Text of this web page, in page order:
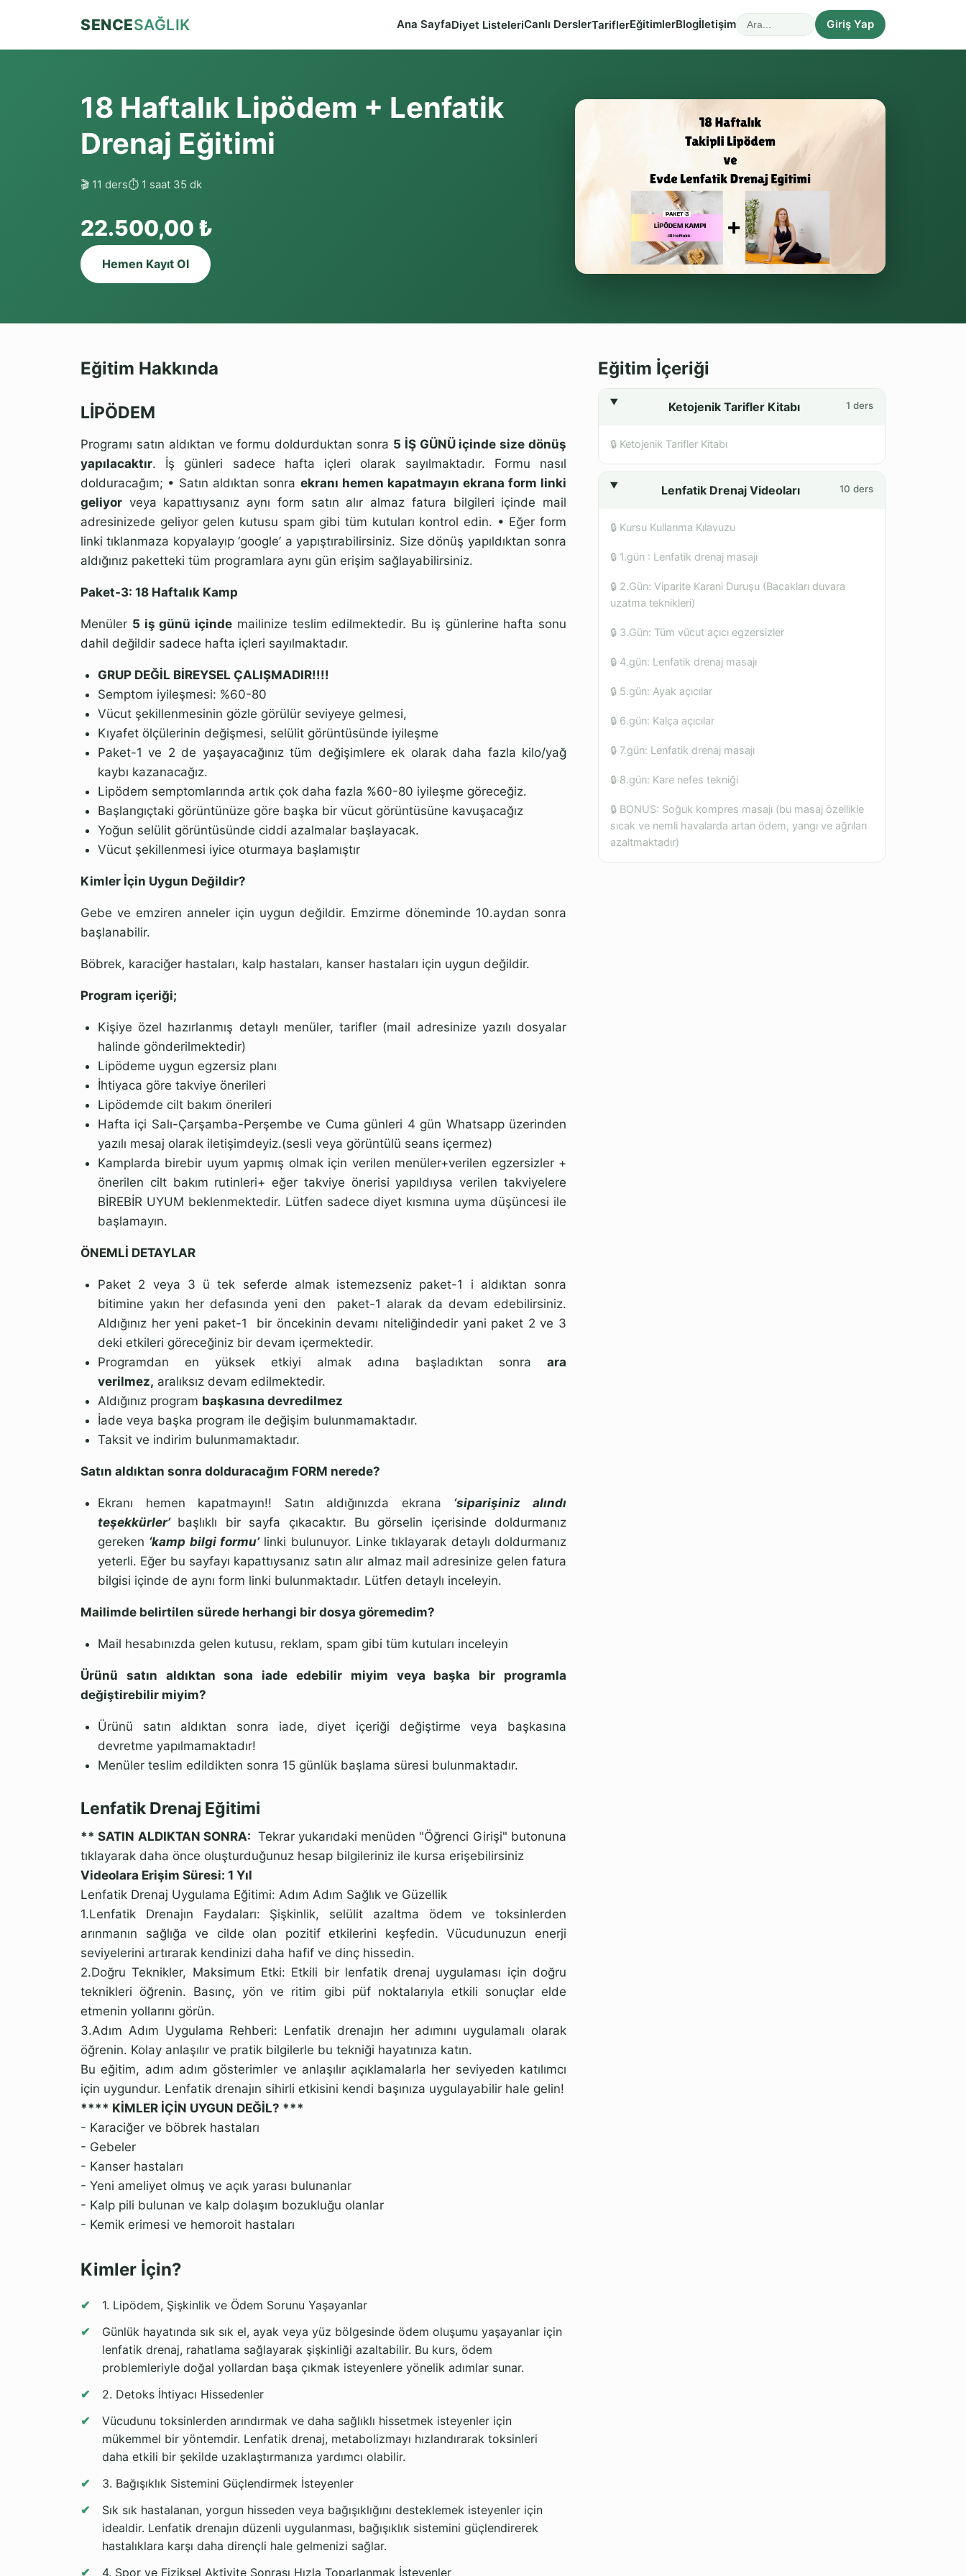
SENCESAĞLIK Ana SayfaDiyet ListeleriCanlı DerslerTariflerEğitimlerBlogİletişim Giriş Yap
18 Haftalık Lipödem + Lenfatik
Drenaj Eğitimi
🎬 11 ders⏱ 1 saat 35 dk
22.500,00 ₺
Hemen Kayıt Ol
Eğitim Hakkında
LİPÖDEM
Programı satın aldıktan ve formu doldurduktan sonra 5 İŞ GÜNÜ içinde size dönüş
yapılacaktır. İş günleri sadece hafta içleri olarak sayılmaktadır. Formu nasıl
dolduracağım; •⁠ ⁠Satın aldıktan sonra ekranı hemen kapatmayın ekrana form linki
geliyor veya kapattıysanız aynı form satın alır almaz fatura bilgileri içinde mail
adresinizede geliyor gelen kutusu spam gibi tüm kutuları kontrol edin. •⁠ Eğer form
linki tıklanmaza kopyalayıp ‘google’ a yapıştırabilirsiniz. Size dönüş yapıldıktan sonra
aldığınız paketteki tüm programlara aynı gün erişim sağlayabilirsiniz.
Paket-3: 18 Haftalık Kamp
Menüler 5 iş günü içinde mailinize teslim edilmektedir. Bu iş günlerine hafta sonu
dahil değildir sadece hafta içleri sayılmaktadır.
GRUP DEĞİL BİREYSEL ÇALIŞMADIR!!!!
Semptom iyileşmesi: %60-80
Vücut şekillenmesinin gözle görülür seviyeye gelmesi,
Kıyafet ölçülerinin değişmesi, selülit görüntüsünde iyileşme
Paket-1 ve 2 de yaşayacağınız tüm değişimlere ek olarak daha fazla kilo/yağ
kaybı kazanacağız.
Lipödem semptomlarında artık çok daha fazla %60-80 iyileşme göreceğiz.
Başlangıçtaki görüntünüze göre başka bir vücut görüntüsüne kavuşacağız
Yoğun selülit görüntüsünde ciddi azalmalar başlayacak.
Vücut şekillenmesi iyice oturmaya başlamıştır
Kimler İçin Uygun Değildir?
Gebe ve emziren anneler için uygun değildir. Emzirme döneminde 10.aydan sonra
başlanabilir.
Böbrek, karaciğer hastaları, kalp hastaları, kanser hastaları için uygun değildir.
Program içeriği;
Kişiye özel hazırlanmış detaylı menüler, tarifler (mail adresinize yazılı dosyalar
halinde gönderilmektedir)
Lipödeme uygun egzersiz planı
İhtiyaca göre takviye önerileri
Lipödemde cilt bakım önerileri
Hafta içi Salı-Çarşamba-Perşembe ve Cuma günleri 4 gün Whatsapp üzerinden
yazılı mesaj olarak iletişimdeyiz.(sesli veya görüntülü seans içermez)
Kamplarda birebir uyum yapmış olmak için verilen menüler+verilen egzersizler +
önerilen cilt bakım rutinleri+ eğer takviye önerisi yapıldıysa verilen takviyelere
BİREBİR UYUM beklenmektedir. Lütfen sadece diyet kısmına uyma düşüncesi ile
başlamayın.
ÖNEMLİ DETAYLAR
Paket 2 veya 3 ü tek seferde almak istemezseniz paket-1 i aldıktan sonra
bitimine yakın her defasında yeni den
paket-1 alarak da devam edebilirsiniz.
Aldığınız her yeni paket-1
bir öncekinin devamı niteliğindedir yani paket 2 ve 3
deki etkileri göreceğiniz bir devam içermektedir.
Programdan en yüksek etkiyi almak adına başladıktan sonra ara
verilmez, aralıksız devam edilmektedir.
Aldığınız program başkasına devredilmez
İade veya başka program ile değişim bulunmamaktadır.
Taksit ve indirim bulunmamaktadır.
Satın aldıktan sonra dolduracağım FORM nerede?
Ekranı hemen kapatmayın!! Satın aldığınızda ekrana ‘siparişiniz alındı
teşekkürler’ başlıklı bir sayfa çıkacaktır. Bu görselin içerisinde doldurmanız
gereken ‘kamp bilgi formu’linki bulunuyor. Linke tıklayarak detaylı doldurmanız
yeterli. Eğer bu sayfayı kapattıysanız satın alır almaz mail adresinize gelen fatura
bilgisi içinde de aynı form linki bulunmaktadır. Lütfen detaylı inceleyin.
Mailimde belirtilen sürede herhangi bir dosya göremedim?
Mail hesabınızda gelen kutusu, reklam, spam gibi tüm kutuları inceleyin
Ürünü satın aldıktan sona iade edebilir miyim veya başka bir programla
değiştirebilir miyim?
Ürünü satın aldıktan sonra iade, diyet içeriği değiştirme veya başkasına
devretme yapılmamaktadır!
Menüler teslim edildikten sonra 15 günlük başlama süresi bulunmaktadır.
Lenfatik Drenaj Eğitimi
** SATIN ALDIKTAN SONRA: Tekrar yukarıdaki menüden "Öğrenci Girişi" butonuna
tıklayarak daha önce oluşturduğunuz hesap bilgileriniz ile kursa erişebilirsiniz
Videolara Erişim Süresi: 1 Yıl
Lenfatik Drenaj Uygulama Eğitimi: Adım Adım Sağlık ve Güzellik
1.Lenfatik Drenajın Faydaları: Şişkinlik, selülit azaltma ödem ve toksinlerden
arınmanın sağlığa ve cilde olan pozitif etkilerini keşfedin. Vücudunuzun enerji
seviyelerini artırarak kendinizi daha hafif ve dinç hissedin.
2.Doğru Teknikler, Maksimum Etki: Etkili bir lenfatik drenaj uygulaması için doğru
teknikleri öğrenin. Basınç, yön ve ritim gibi püf noktalarıyla etkili sonuçlar elde
etmenin yollarını görün.
3.Adım Adım Uygulama Rehberi: Lenfatik drenajın her adımını uygulamalı olarak
öğrenin. Kolay anlaşılır ve pratik bilgilerle bu tekniği hayatınıza katın.
Bu eğitim, adım adım gösterimler ve anlaşılır açıklamalarla her seviyeden katılımcı
için uygundur. Lenfatik drenajın sihirli etkisini kendi başınıza uygulayabilir hale gelin!
**** KİMLER İÇİN UYGUN DEĞİL? ***
- Karaciğer ve böbrek hastaları
- Gebeler
- Kanser hastaları
- Yeni ameliyet olmuş ve açık yarası bulunanlar
- Kalp pili bulunan ve kalp dolaşım bozukluğu olanlar
- Kemik erimesi ve hemoroit hastaları
Kimler İçin?
1. Lipödem, Şişkinlik ve Ödem Sorunu Yaşayanlar
Günlük hayatında sık sık el, ayak veya yüz bölgesinde ödem oluşumu yaşayanlar için
lenfatik drenaj, rahatlama sağlayarak şişkinliği azaltabilir. Bu kurs, ödem
problemleriyle doğal yollardan başa çıkmak isteyenlere yönelik adımlar sunar.
2. Detoks İhtiyacı Hissedenler
Vücudunu toksinlerden arındırmak ve daha sağlıklı hissetmek isteyenler için
mükemmel bir yöntemdir. Lenfatik drenaj, metabolizmayı hızlandırarak toksinleri
daha etkili bir şekilde uzaklaştırmanıza yardımcı olabilir.
3. Bağışıklık Sistemini Güçlendirmek İsteyenler
Sık sık hastalanan, yorgun hisseden veya bağışıklığını desteklemek isteyenler için
idealdir. Lenfatik drenajın düzenli uygulanması, bağışıklık sistemini güçlendirerek
hastalıklara karşı daha dirençli hale gelmenizi sağlar.
4. Spor ve Fiziksel Aktivite Sonrası Hızla Toparlanmak İsteyenler
Eğitim İçeriği
Ketojenik Tarifler Kitabı 1 ders
🔒 Ketojenik Tarifler Kitabı
Lenfatik Drenaj Videoları 10 ders
🔒 Kursu Kullanma Kılavuzu
🔒 1.gün : Lenfatik drenaj masajı
🔒 2.Gün: Viparite Karani Duruşu (Bacakları duvara
uzatma teknikleri)
🔒 3.Gün: Tüm vücut açıcı egzersizler
🔒 4.gün: Lenfatik drenaj masajı
🔒 5.gün: Ayak açıcılar
🔒 6.gün: Kalça açıcılar
🔒 7.gün: Lenfatik drenaj masajı
🔒 8.gün: Kare nefes tekniği
🔒 BONUS: Soğuk kompres masajı (bu masaj özellikle
sıcak ve nemli havalarda artan ödem, yangı ve ağrıları
azaltmaktadır)